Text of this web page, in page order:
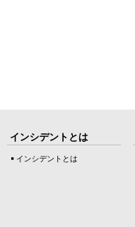
インシデントとは
インシデントとは